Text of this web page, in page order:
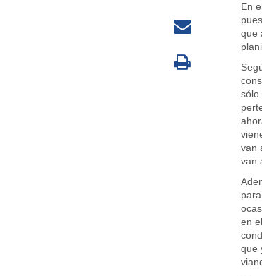
En
que
sólo
van
van
en
que